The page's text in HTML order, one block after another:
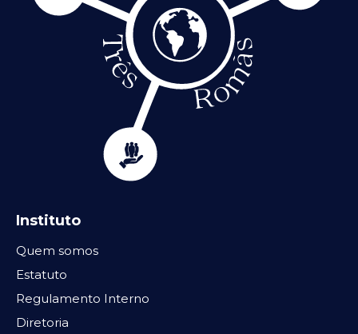
Instituto
Quem somos
Estatuto
Regulamento Interno
Diretoria